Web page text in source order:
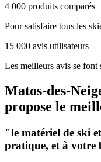
4 000 produits comparés
Pour satisfaire tous les
15 000 avis utilisateurs
Les meilleurs avis se font
Matos-des-
propose le
"le matériel de ski
pratique, et à votre